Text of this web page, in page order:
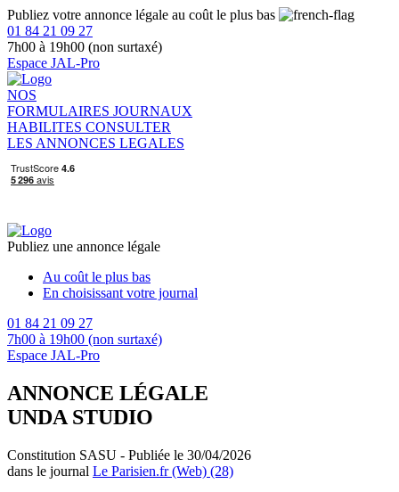
Publiez votre annonce légale au coût le plus bas
01 84 21 09 27
7h00 à 19h00 (non surtaxé)
Espace JAL-Pro
NOS
FORMULAIRES JOURNAUX
HABILITES CONSULTER
LES ANNONCES LEGALES
Publiez une annonce légale
Au coût le plus bas
En choisissant votre journal
01 84 21 09 27
7h00 à 19h00 (non surtaxé)
Espace JAL-Pro
ANNONCE LÉGALE
UNDA STUDIO
Constitution SASU - Publiée le 30/04/2026
dans le journal Le Parisien.fr (Web) (28)